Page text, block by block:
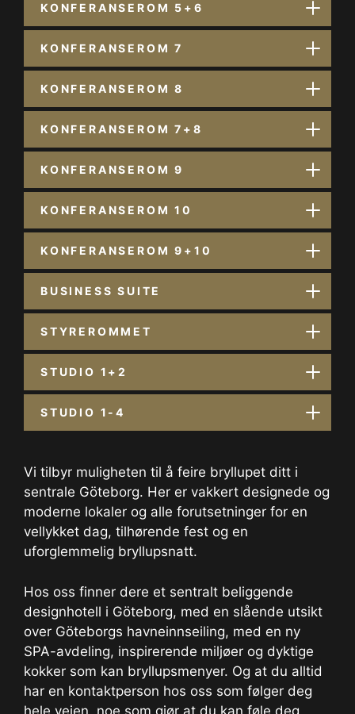
KONFERANSEROM 5+6
KONFERANSEROM 7
KONFERANSEROM 8
KONFERANSEROM 7+8
KONFERANSEROM 9
KONFERANSEROM 10
KONFERANSEROM 9+10
BUSINESS SUITE
STYREROMMET
STUDIO 1+2
STUDIO 1-4
Vi tilbyr muligheten til å feire bryllupet ditt i
sentrale Göteborg. Her er vakkert designede og
moderne lokaler og alle forutsetninger for en
vellykket dag, tilhørende fest og en
uforglemmelig bryllupsnatt.
Hos oss finner dere et sentralt beliggende
designhotell i Göteborg, med en slående utsikt
over Göteborgs havneinnseiling, med en ny
SPA-avdeling, inspirerende miljøer og dyktige
kokker som kan bryllupsmenyer. Og at du alltid
har en kontaktperson hos oss som følger deg
hele veien, noe som gjør at du kan føle deg